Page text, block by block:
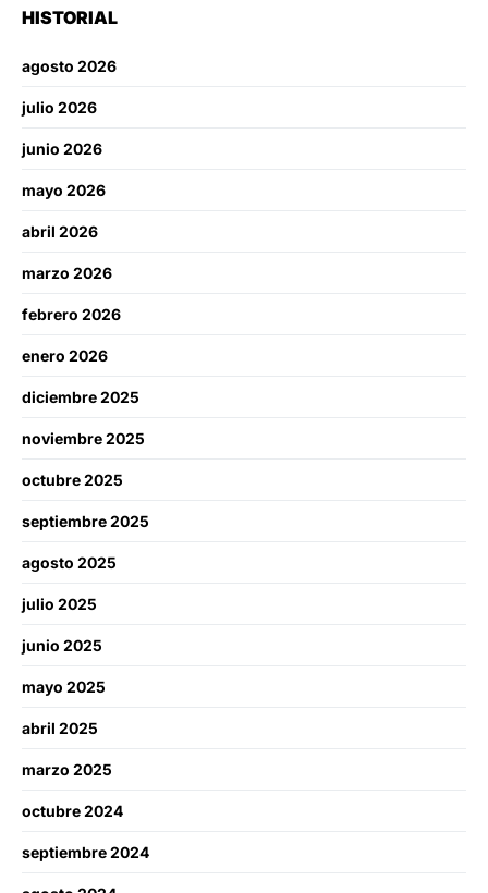
HISTORIAL
agosto 2026
julio 2026
junio 2026
mayo 2026
abril 2026
marzo 2026
febrero 2026
enero 2026
diciembre 2025
noviembre 2025
octubre 2025
septiembre 2025
agosto 2025
julio 2025
junio 2025
mayo 2025
abril 2025
marzo 2025
octubre 2024
septiembre 2024